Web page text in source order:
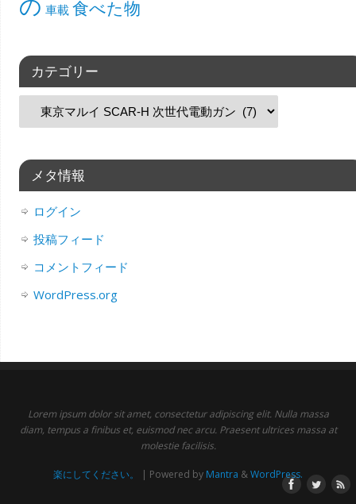
車載 食べた物
カテゴリー
メタ情報
ログイン
投稿フィード
コメントフィード
WordPress.org
Lorem ipsum dolor sit amet, consectetur adipiscing elit. Nulla massa
diam, tempus a finibus et, euismod nec arcu. Praesent ultrices massa at
molestie facilisis.
楽にしてください。 | Powered by Mantra &WordPress.